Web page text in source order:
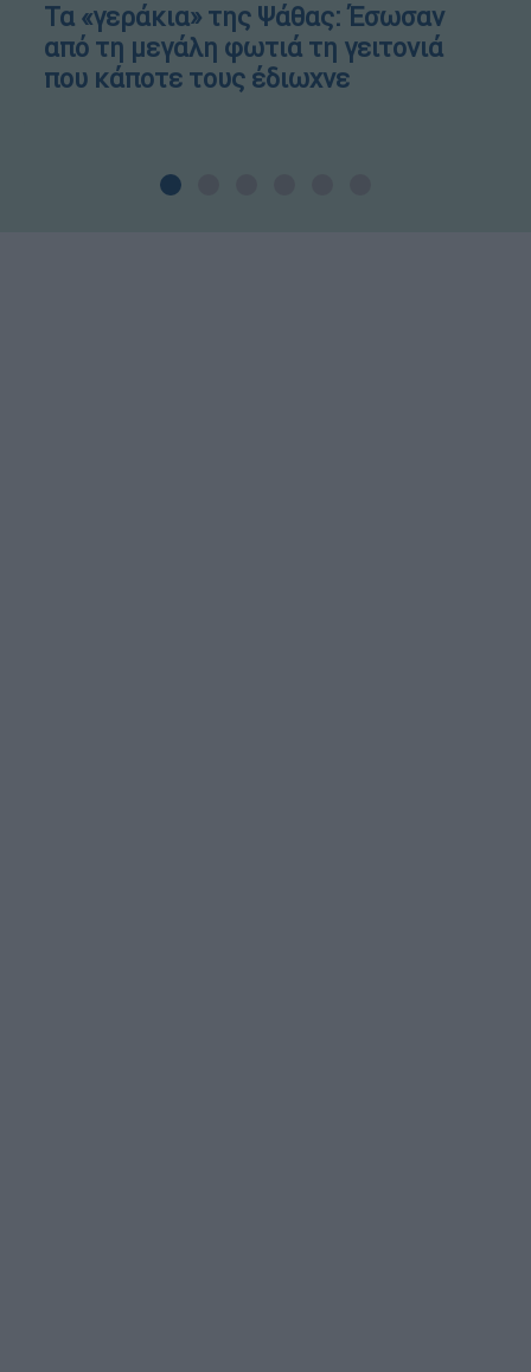
Τα «γεράκια» της Ψάθας: Έσωσαν
από τη μεγάλη φωτιά τη γειτονιά
που κάποτε τους έδιωχνε